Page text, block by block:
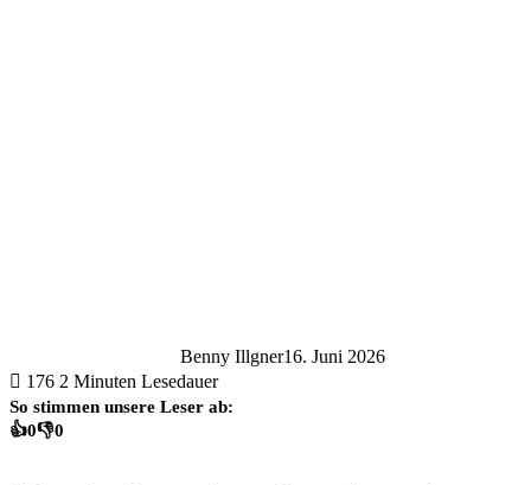
Benny Illgner16. Juni 2026
176 2 Minuten Lesedauer
So stimmen unsere Leser ab:
👍0👎0